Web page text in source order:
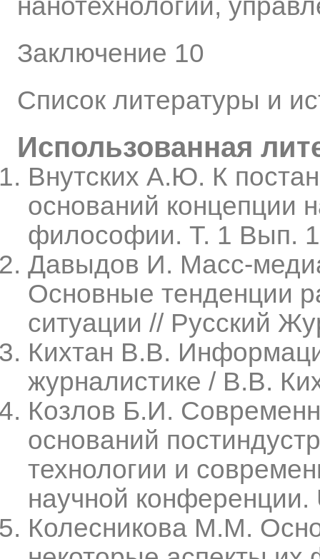
нанотехнологий,
Заключение 10
Список литературы и
Использованная
Внутских А.Ю. К
оснований концепции
философии. Т. 1 Вып.
Давыдов И. Масс-
Основные тенденции
ситуации // Русский
Кихтан В.В.
журналистике / В.В.
Козлов Б.И.
оснований
технологии и
научной
Колесникова М.М.